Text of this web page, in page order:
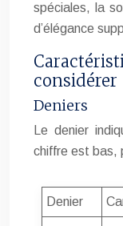
spéciales, la
d’élégance
considérer
Deniers
Le denier
chiffre est bas,
Denier